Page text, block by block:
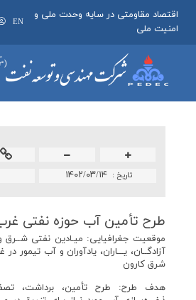
اقتصاد مقاومتی در سایه وحدت ملی و
امنیت ملی
EN
تاريخ : ۱۴۰۲/۰۳/۱۴
طرح تأمین آب حوزه نفتی
موقعيت جغرافيايی: میـادین نفتی شــرق
آزادگــان، یـــاران، یادآوران و آب تیمور
شرق کارون
هدف طرح: طرح تأمین، برداشت،